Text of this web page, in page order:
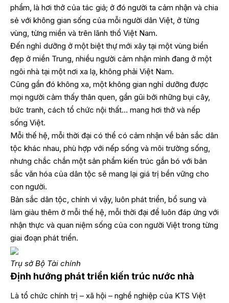
phẩm, là hơi thở của tác giả; ở đó người ta cảm nhận và chia
sẻ với không gian sống của mỗi người dân Việt, ở từng
vùng, từng miền và trên lãnh thổ Việt Nam.
Đến nghỉ dưỡng ở một biệt thự mới xây tại một vùng biển
đẹp ở miền Trung, nhiều người cảm nhận mình đang ở một
ngôi nhà tại một nơi xa lạ, không phải Việt Nam.
Cũng gần đó không xa, một không gian nghỉ dưỡng được
mọi người cảm thấy thân quen, gần gũi bởi những bụi cây,
bức tranh, cách tổ chức nội thất… mang hơi thở và nếp
sống Việt.
Mỗi thế hệ, mỗi thời đại có thể có cảm nhận về bản sắc dân
tộc khác nhau, phù hợp với nếp sống và môi trường sống,
nhưng chắc chắn một sản phẩm kiến trúc gắn bó với bản
sắc văn hóa của dân tộc sẽ mang lại giá trị bền vững cho
con người.
Bản sắc dân tộc, chính vì vậy, luôn phát triển, bổ sung và
làm giàu thêm ở mỗi thế hệ, mỗi thời đại để luôn đáp ứng với
nhận thực và quan niệm sống của con người Việt trong từng
giai đoạn phát triển.
Trụ sở Bộ Tài chính
Định hướng phát triển kiến trúc nước nhà
Là tổ chức chính trị – xã hội – nghề nghiệp của KTS Việt